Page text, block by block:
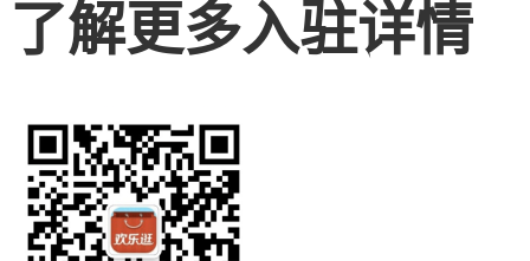
了解更多入驻详情